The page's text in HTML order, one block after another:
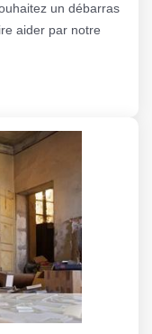
un débarras
aider par notre